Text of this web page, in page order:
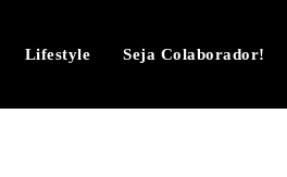
Lifestyle Seja Colaborador!